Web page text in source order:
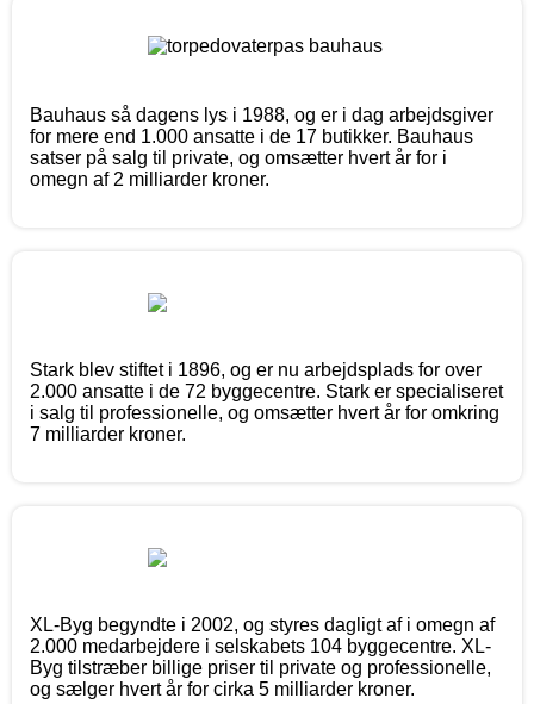
Bauhaus så dagens lys i 1988, og er i dag arbejdsgiver
for mere end 1.000 ansatte i de 17 butikker. Bauhaus
satser på salg til private, og omsætter hvert år for i
omegn af 2 milliarder kroner.
Stark blev stiftet i 1896, og er nu arbejdsplads for over
2.000 ansatte i de 72 byggecentre. Stark er specialiseret
i salg til professionelle, og omsætter hvert år for omkring
7 milliarder kroner.
XL-Byg begyndte i 2002, og styres dagligt af i omegn af
2.000 medarbejdere i selskabets 104 byggecentre. XL-
Byg tilstræber billige priser til private og professionelle,
og sælger hvert år for cirka 5 milliarder kroner.